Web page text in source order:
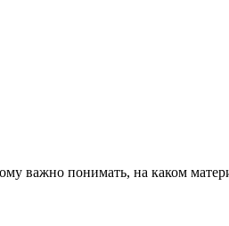
важно понимать, на каком